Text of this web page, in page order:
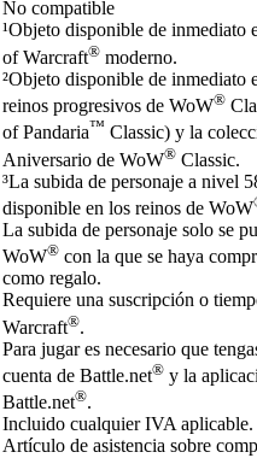
No compatible
¹Objeto disponible de inmediato
of Warcraft® moderno.
²Objeto disponible de inmediato
reinos progresivos de WoW®
of Pandaria™ Classic) y la
Aniversario de WoW® Classic.
³La subida de personaje a nivel
disponible en los reinos de WoW
La subida de personaje solo se
WoW® con la que se haya
como regalo.
Requiere una suscripción o
Warcraft®.
Para jugar es necesario que
cuenta de Battle.net® y la
Battle.net®.
Incluido cualquier IVA aplicable.
Artículo de asistencia sobre